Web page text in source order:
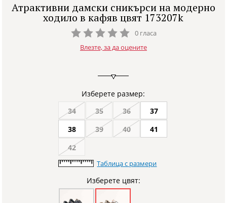
Атрактивни дамски сникърси на модерно
ходило в кафяв цвят 173207k
0 гласа
Влезте, за да оцените
Изберете размер:
34
35 36
37
38
39 40
41
42
Таблица с размери
Изберете цвят: